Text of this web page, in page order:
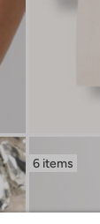
6 items